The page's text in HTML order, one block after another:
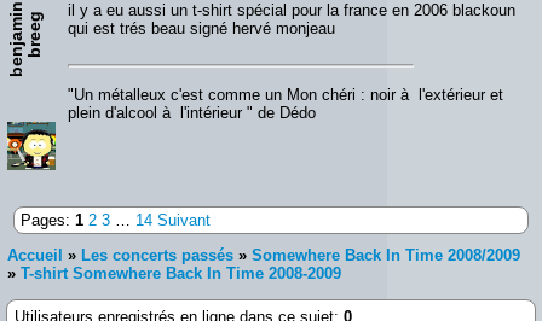
b
e
n
j
a
mi
n
b
r
e
eg
il y a eu aussi un t-shirt spécial pour la france en 2006 blackoun
qui est trés beau signé hervé monjeau
"Un métalleux c'est comme un Mon chéri : noir à l'extérieur et
plein d'alcool à l'intérieur " de Dédo
Pages: 1 2 3 … 14 Suivant
Accueil » Les concerts passés » Somewhere Back In Time 2008/2009
» T-shirt Somewhere Back In Time 2008-2009
Utilisateurs enregistrés en ligne dans ce sujet: 0